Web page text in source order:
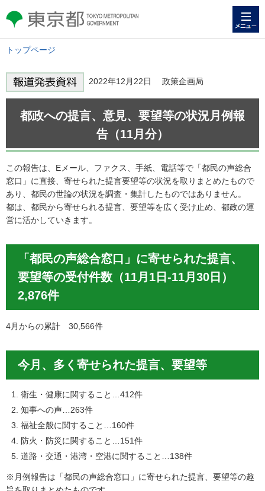
東京都 TOKYO METROPOLITAN
GOVERNMENT
トップページ
2022年12月22日 政策企画局
都政への提言、意見、要望等の状況月例報
告（11月分）
この報告は、Eメール、ファクス、手紙、電話等で「都民の声総合
窓口」に直接、寄せられた提言要望等の状況を取りまとめたもので
あり、都民の世論の状況を調査・集計したものではありません。
都は、都民から寄せられる提言、要望等を広く受け止め、都政の運
営に活かしていきます。
「都民の声総合窓口」に寄せられた提言、
要望等の受付件数（11月1日-11月30日）
2,876件
4月からの累計 30,566件
今月、多く寄せられた提言、要望等
衛生・健康に関すること…412件
知事への声…263件
福祉全般に関すること…160件
防火・防災に関すること…151件
道路・交通・港湾・空港に関すること…138件
※月例報告は「都民の声総合窓口」に寄せられた提言、要望等の趣